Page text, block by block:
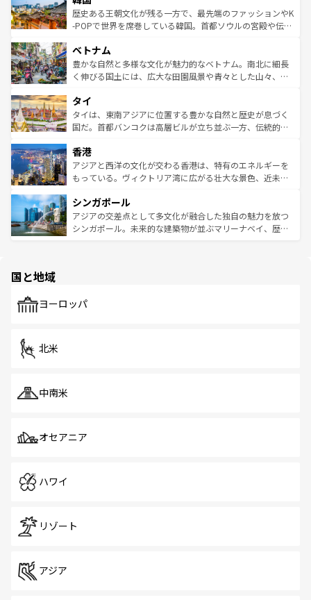
はコンテンツ一覧を参照してほしい。
ビング、ハイキングなど、アウトドア好きにはたまらな
い。オーストラリアの多彩な魅力を存分に味わいつくそ
参照してほしい。
と山間の静けさが共存しており、訪れる人に新しい発見と
驚きをもたらしてくれる。また、奥深い台湾の食文化も魅
容にもいいと評判のスイーツなど、バラエティ豊かな料理
が味わえる。 なお、新着の台湾情報は コンテンツ一覧を参
照してほしい。
歴史ある王朝文化が残る一方で、最先端のファッションやK
-POPで世界を席巻している韓国。首都ソウルの宮殿や伝統
き、地方に足を延ばせば四季折々の自然美を楽しむことが
できる。そして、キムチや焼肉、絶品のストリートフード
まで、さまざまな韓国料理が待っている。夜には、韓国な
リティに包まれながら、韓国の多彩な魅力を心ゆくまで味
わってみてほしい。 なお、新着の韓国情報はコンテンツ一
覧を参照してほしい。
ベトナム
豊かな自然と多様な文化が魅力的なベトナム。南北に細長
く伸びる国土には、広大な田園風景や青々とした山々、世
急速な発展と共に伝統が息づく。ハノイの古い町並みやホ
ーチミン市のフランス統治時代の建物も、独特の雰囲気を
醸し出している。また、バラエティの豊かさとおいしさで
とつ。フォーやバインミー、ベトナムコーヒーなどは、ぜ
ひ現地で味わいたい。どの地域を訪れてもあたたかい人々
が旅行者を迎えてくれるので、きっと忘れられない旅にな
参照してほしい。
タイ
タイは、東南アジアに位置する豊かな自然と歴史が息づく
国だ。首都バンコクは高層ビルが立ち並ぶ一方、伝統的な
の活気が交差している。北部ではチェンマイなどの山岳地
帯で自然と触れ合い、南部ではプーケットやクラビの美し
いビーチでリゾート気分を楽しむことができる。タイ料理
激する。気候は一年中温暖で、どの季節にも異なる楽しみ
が待っている。親しみやすいタイの人々、仏教を中心とし
た文化、そして多様な観光資源が、訪れる旅人を魅了し続
香港
アジアと西洋の文化が交わる香港は、特有のエネルギーを
もっている。ヴィクトリア湾に広がる壮大な景色、近未来
み、どこを訪れても感動するはず。観光スポットが密集し
ており、効率よく見どころを回れるのも魅力。息をのむよ
うな絶景から文化的な体験まで、香港を存分に楽しみ尽く
シンガポール
アジアの交差点として多文化が融合した独自の魅力を放つ
シンガポール。未来的な建築物が並ぶマリーナベイ、歴史
で、ホーカーズは地元の風情を楽しめる外せないスポット
国と地域
ヨーロッパ
北米
中南米
オセアニア
ハワイ
リゾート
アジア